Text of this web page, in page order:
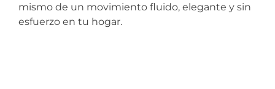
mismo de un movimiento fluido, elegante y sin
esfuerzo en tu hogar.